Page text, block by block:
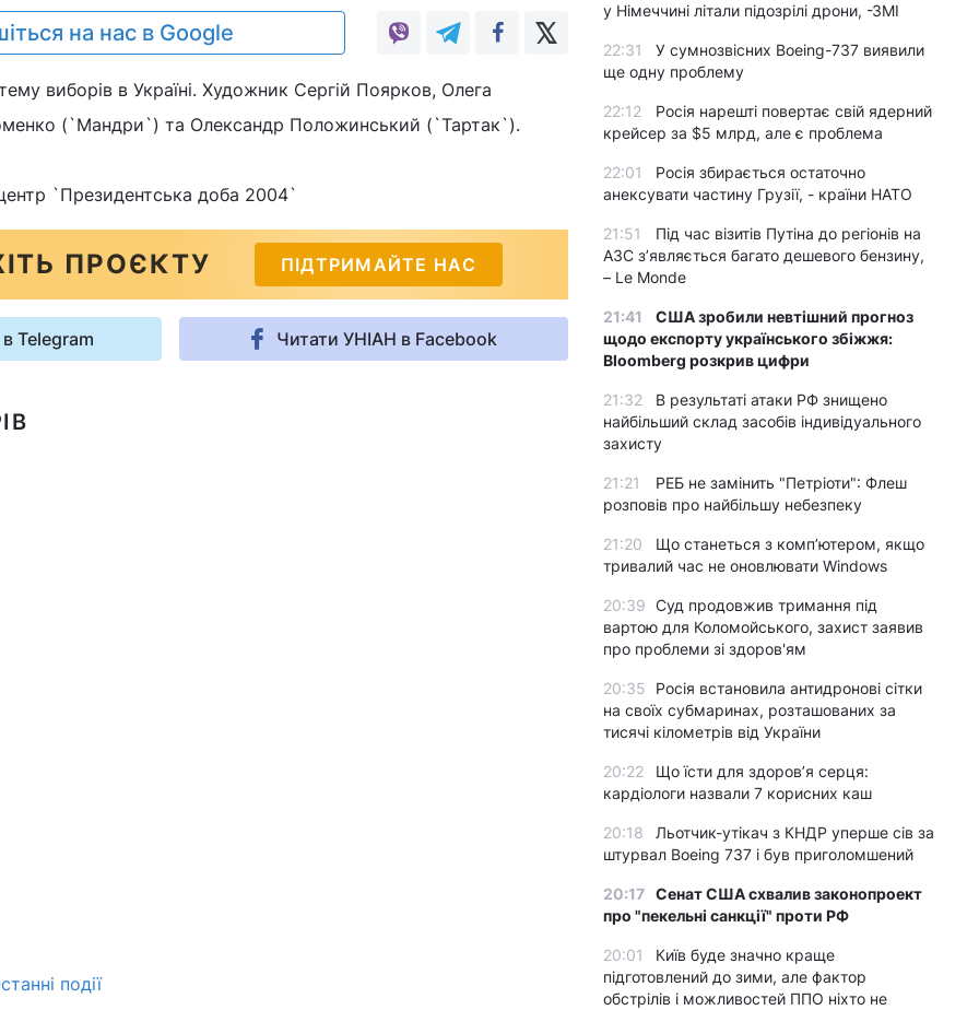
на нас в Google
виборів в Україні. Художник Сергій Поярков, Олега
(`Мандри`) та Олександр Положинський (`Тартак`).
`Президентська доба 2004`
ПРОЄКТУ ПІДТРИМАЙТЕ НАС
Telegram Читати УНІАН в Facebook
події
у Німеччині літали підозрілі дрони, -ЗМІ
22:31
У сумнозвісних Boeing-737 виявили
ще одну проблему
22:12
Росія нарешті повертає свій ядерний
крейсер за $5 млрд, але є проблема
22:01
Росія збирається остаточно
анексувати частину Грузії, - країни НАТО
21:51
Під час візитів Путіна до регіонів на
АЗС з’являється багато дешевого бензину,
– Le Monde
21:41
США зробили невтішний прогноз
щодо експорту українського збіжжя:
Bloomberg розкрив цифри
21:32
В результаті атаки РФ знищено
найбільший склад засобів індивідуального
захисту
21:21
РЕБ не замінить "Петріоти": Флеш
розповів про найбільшу небезпеку
21:20
Що станеться з комп’ютером, якщо
тривалий час не оновлювати Windows
20:39 Суд продовжив тримання під
вартою для Коломойського, захист заявив
про проблеми зі здоров'ям
20:35
Росія встановила антидронові сітки
на своїх субмаринах, розташованих за
тисячі кілометрів від України
20:22
Що їсти для здоров’я серця:
кардіологи назвали 7 корисних каш
20:18
Льотчик-утікач з КНДР уперше сів за
штурвал Boeing 737 і був приголомшений
20:17 Сенат США схвалив законопроект
про "пекельні санкції" проти РФ
20:01
Київ буде значно краще
підготовлений до зими, але фактор
обстрілів і можливостей ППО ніхто не